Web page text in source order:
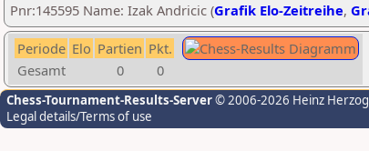
Pnr:145595 Name: Izak Andricic (Grafik Elo-Zeitreihe,
Periode Elo Partien Pkt.
Gesamt
0 0
Chess-Tournament-Results-Server© 2006-2026 Heinz Herzog
Legal details/Terms of use